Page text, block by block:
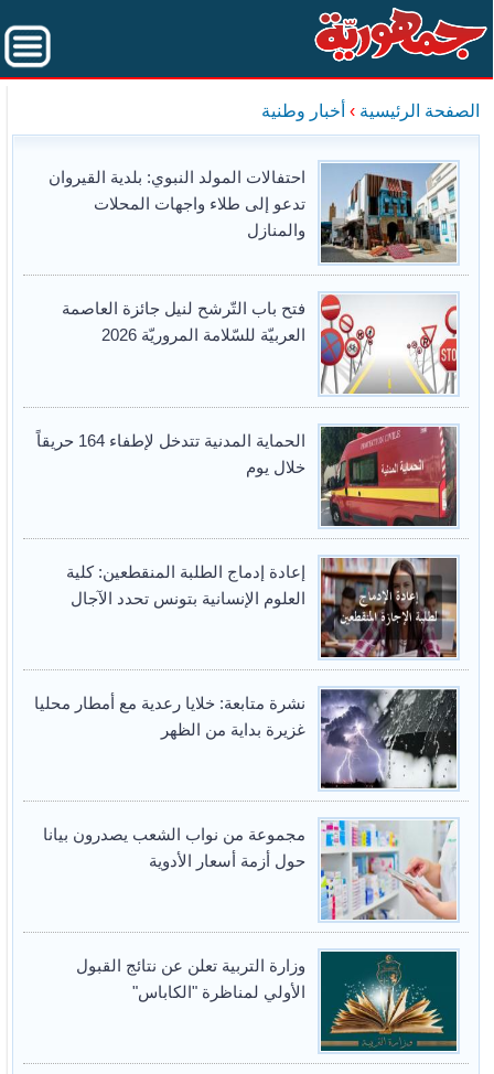
الصفحة الرئيسية › أخبار وطنية
احتفالات المولد النبوي: بلدية القيروان
تدعو إلى طلاء واجهات المحلات
والمنازل
فتح باب التّرشح لنيل جائزة العاصمة
العربيّة للسّلامة المروريّة 2026
الحماية المدنية تتدخل لإطفاء 164 حريقاً
خلال يوم
إعادة إدماج الطلبة المنقطعين: كلية
العلوم الإنسانية بتونس تحدد الآجال
نشرة متابعة: خلايا رعدية مع أمطار محليا
غزيرة بداية من الظهر
مجموعة من نواب الشعب يصدرون بيانا
حول أزمة أسعار الأدوية
وزارة التربية تعلن عن نتائج القبول
الأولي لمناظرة "الكاباس"